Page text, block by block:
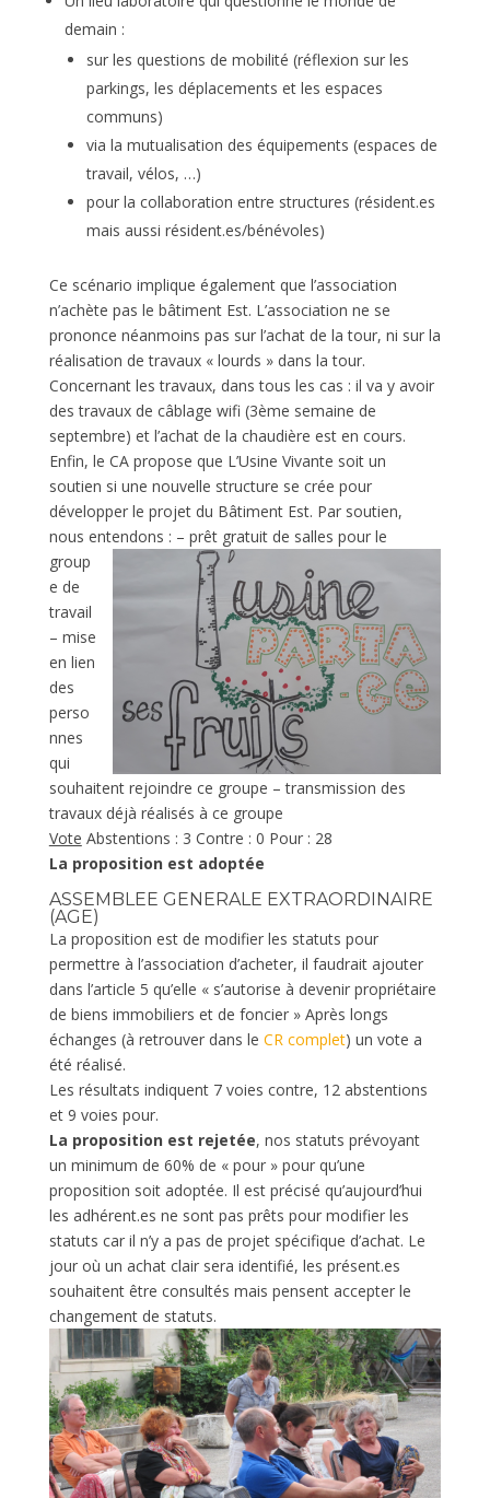
demain :
sur les questions de mobilité (réflexion sur les
parkings, les déplacements et les espaces
communs)
via la mutualisation des équipements (espaces de
travail, vélos, …)
pour la collaboration entre structures (résident.es
mais aussi résident.es/bénévoles)
Ce scénario implique également que l’association
n’achète pas le bâtiment Est. L’association ne se
prononce néanmoins pas sur l’achat de la tour, ni sur la
réalisation de travaux « lourds » dans la tour.
Concernant les travaux, dans tous les cas : il va y avoir
des travaux de câblage wifi (3ème semaine de
septembre) et l’achat de la chaudière est en cours.
Enfin, le CA propose que L’Usine Vivante soit un
soutien si une nouvelle structure se crée pour
développer le projet du Bâtiment Est. Par soutien,
nous entendons : – prêt gratuit de salles pour le
group
e de
travail
– mise
en lien
des
perso
nnes
qui
souhaitent rejoindre ce groupe – transmission des
travaux déjà réalisés à ce groupe
Vote Abstentions : 3 Contre : 0 Pour : 28
La proposition est adoptée
ASSEMBLEE GENERALE EXTRAORDINAIRE
(AGE)
La proposition est de modifier les statuts pour
permettre à l’association d’acheter, il faudrait ajouter
dans l’article 5 qu’elle « s’autorise à devenir propriétaire
de biens immobiliers et de foncier » Après longs
échanges (à retrouver dans le CR complet) un vote a
été réalisé.
Les résultats indiquent 7 voies contre, 12 abstentions
et 9 voies pour.
La proposition est rejetée, nos statuts prévoyant
un minimum de 60% de « pour » pour qu’une
proposition soit adoptée. Il est précisé qu’aujourd’hui
les adhérent.es ne sont pas prêts pour modifier les
statuts car il n’y a pas de projet spécifique d’achat. Le
jour où un achat clair sera identifié, les présent.es
souhaitent être consultés mais pensent accepter le
changement de statuts.